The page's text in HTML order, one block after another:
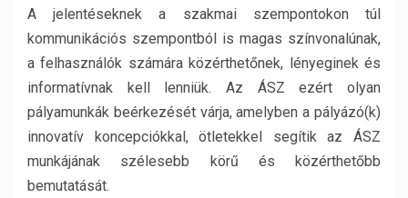
A jelentéseknek a szakmai szempontokon túl
kommunikációs szempontból is magas színvonalúnak,
a felhasználók számára közérthetőnek, lényeginek és
informatívnak kell lenniük. Az ÁSZ ezért olyan
pályamunkák beérkezését várja, amelyben a pályázó(k)
innovatív koncepciókkal, ötletekkel segítik az ÁSZ
munkájának szélesebb körű és közérthetőbb
bemutatását.